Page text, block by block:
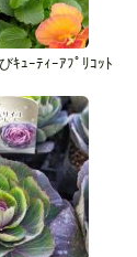
ｷｭｰﾃｨｰｱﾌﾟﾘｺｯﾄ